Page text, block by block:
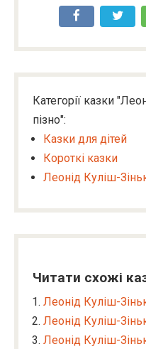
Категорії казки
пізно":
Казки для дітей
Короткі казки
Леонід Куліш-
Читати схожі
Леонід Куліш-
Леонід Куліш-
Леонід Куліш-